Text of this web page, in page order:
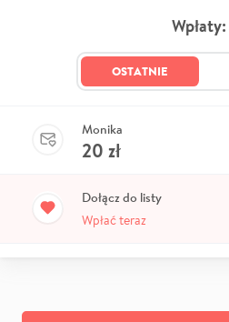
Wpłaty:
OSTATNIE
Monika
20 zł
Dołącz do listy
Wpłać teraz